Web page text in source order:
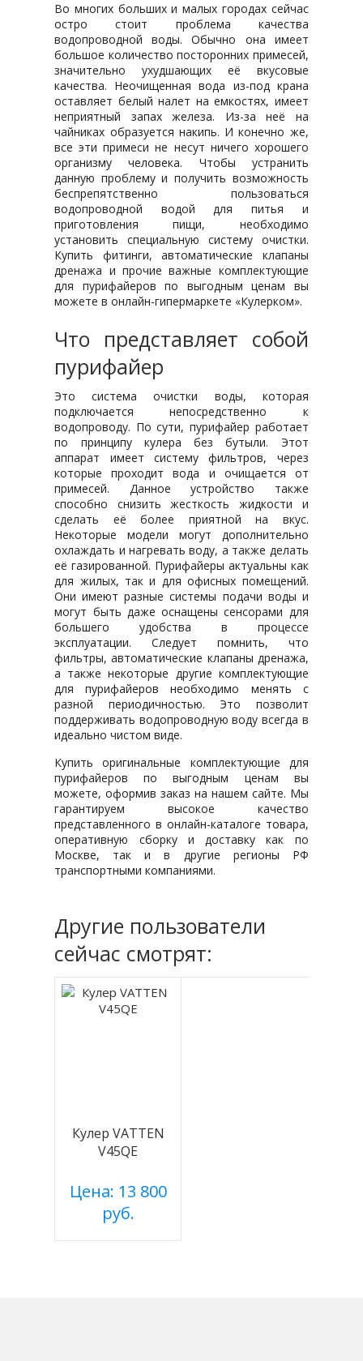
Во многих больших и малых городах сейчас
остро стоит проблема качества
водопроводной воды. Обычно она имеет
большое количество посторонних примесей,
значительно ухудшающих её вкусовые
качества. Неочищенная вода из-под крана
оставляет белый налет на емкостях, имеет
неприятный запах железа. Из-за неё на
чайниках образуется накипь. И конечно же,
все эти примеси не несут ничего хорошего
организму человека. Чтобы устранить
данную проблему и получить возможность
беспрепятственно пользоваться
водопроводной водой для питья и
приготовления пищи, необходимо
установить специальную систему очистки.
Купить фитинги, автоматические клапаны
дренажа и прочие важные комплектующие
для пурифайеров по выгодным ценам вы
можете в онлайн-гипермаркете «Кулерком».
Что представляет собой
пурифайер
Это система очистки воды, которая
подключается непосредственно к
водопроводу. По сути, пурифайер работает
по принципу кулера без бутыли. Этот
аппарат имеет систему фильтров, через
которые проходит вода и очищается от
примесей. Данное устройство также
способно снизить жесткость жидкости и
сделать её более приятной на вкус.
Некоторые модели могут дополнительно
охлаждать и нагревать воду, а также делать
её газированной. Пурифайеры актуальны как
для жилых, так и для офисных помещений.
Они имеют разные системы подачи воды и
могут быть даже оснащены сенсорами для
большего удобства в процессе
эксплуатации. Следует помнить, что
фильтры, автоматические клапаны дренажа,
а также некоторые другие комплектующие
для пурифайеров необходимо менять с
разной периодичностью. Это позволит
поддерживать водопроводную воду всегда в
идеально чистом виде.
Купить оригинальные комплектующие для
пурифайеров по выгодным ценам вы
можете, оформив заказ на нашем сайте. Мы
гарантируем высокое качество
представленного в онлайн-каталоге товара,
оперативную сборку и доставку как по
Москве, так и в другие регионы РФ
транспортными компаниями.
Другие пользователи
сейчас смотрят:
Кулер VATTEN
V45QE
Цена: 13 800
руб.